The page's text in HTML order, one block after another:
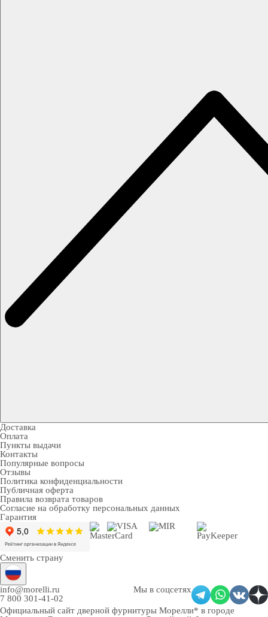
Доставка
Оплата
Пункты выдачи
Контакты
Популярные вопросы
Отзывы
Политика конфиденциальности
Публичная оферта
Правила возврата товаров
Согласие на обработку персональных данных
Гарантия
Сменить страну
info@morelli.ru
7 800 301-41-02
Мы в соцсетях
Официальный сайт дверной фурнитуры Морелли* в городе